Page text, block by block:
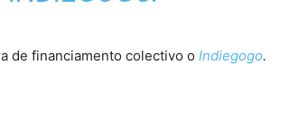
de financiamento colectivo o Indiegogo.